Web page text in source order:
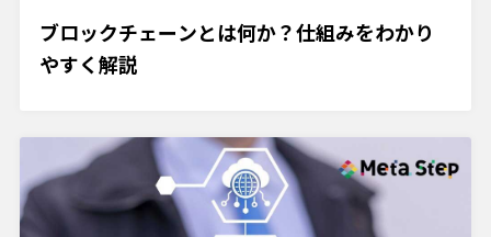
ブロックチェーンとは何か？仕組みをわかり
やすく解説